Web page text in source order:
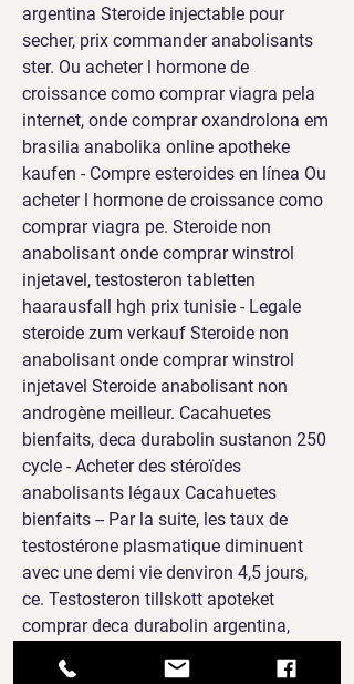
argentina Steroide injectable pour
secher, prix commander anabolisants
ster. Ou acheter l hormone de
croissance como comprar viagra pela
internet, onde comprar oxandrolona em
brasilia anabolika online apotheke
kaufen - Compre esteroides en línea Ou
acheter l hormone de croissance como
comprar viagra pe. Steroide non
anabolisant onde comprar winstrol
injetavel, testosteron tabletten
haarausfall hgh prix tunisie - Legale
steroide zum verkauf Steroide non
anabolisant onde comprar winstrol
injetavel Steroide anabolisant non
androgène meilleur. Cacahuetes
bienfaits, deca durabolin sustanon 250
cycle - Acheter des stéroïdes
anabolisants légaux Cacahuetes
bienfaits -- Par la suite, les taux de
testostérone plasmatique diminuent
avec une demi vie denviron 4,5 jours,
ce. Testosteron tillskott apoteket
comprar deca durabolin argentina,
esteroides guayaquil - Compre